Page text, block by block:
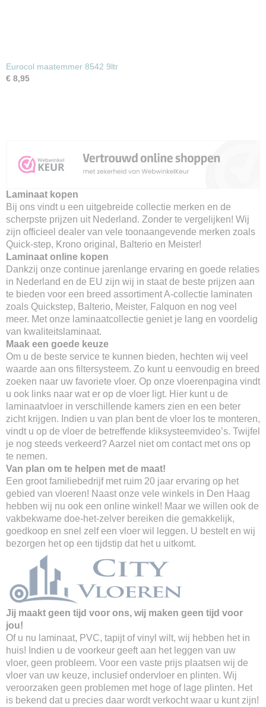
Eurocol maatemmer 8542 9ltr
€ 8,95
Laminaat kopen
Bij ons vindt u een uitgebreide collectie merken en de
scherpste prijzen uit Nederland. Zonder te vergelijken! Wij
zijn officieel dealer van vele toonaangevende merken zoals
Quick-step, Krono original, Balterio en Meister!
Laminaat online kopen
Dankzij onze continue jarenlange ervaring en goede relaties
in Nederland en de EU zijn wij in staat de beste prijzen aan
te bieden voor een breed assortiment A-collectie laminaten
zoals Quickstep, Balterio, Meister, Falquon en nog veel
meer. Met onze laminaatcollectie geniet je lang en voordelig
van kwaliteitslaminaat.
Maak een goede keuze
Om u de beste service te kunnen bieden, hechten wij veel
waarde aan ons filtersysteem. Zo kunt u eenvoudig en breed
zoeken naar uw favoriete vloer. Op onze vloerenpagina vindt
u ook links naar wat er op de vloer ligt. Hier kunt u de
laminaatvloer in verschillende kamers zien en een beter
zicht krijgen. Indien u van plan bent de vloer los te monteren,
vindt u op de vloer de betreffende kliksysteemvideo’s. Twijfel
je nog steeds verkeerd? Aarzel niet om contact met ons op
te nemen.
Van plan om te helpen met de maat!
Een groot familiebedrijf met ruim 20 jaar ervaring op het
gebied van vloeren! Naast onze vele winkels in Den Haag
hebben wij nu ook een online winkel! Maar we willen ook de
vakbekwame doe-het-zelver bereiken die gemakkelijk,
goedkoop en snel zelf een vloer wil leggen. U bestelt en wij
bezorgen het op een tijdstip dat het u uitkomt.
Jij maakt geen tijd voor ons, wij maken geen tijd voor
jou!
Of u nu laminaat, PVC, tapijt of vinyl wilt, wij hebben het in
huis! Indien u de voorkeur geeft aan het leggen van uw
vloer, geen probleem. Voor een vaste prijs plaatsen wij de
vloer van uw keuze, inclusief ondervloer en plinten. Wij
veroorzaken geen problemen met hoge of lage plinten. Het
is bekend dat u precies daar wordt verkocht waar u kunt zijn!